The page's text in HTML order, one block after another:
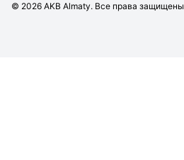
© 2026 AKB Almaty. Все права защищены